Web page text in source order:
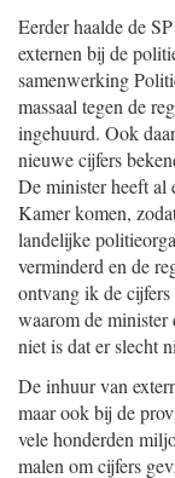
Eerder haalde de
externen bij de
samenwerking
massaal tegen de
ingehuurd. Ook
nieuwe cijfers
De minister heeft al
Kamer komen,
landelijke
verminderd en de
ontvang ik de
waarom de minister
niet is dat er slecht
De inhuur van
maar ook bij de
vele honderden
malen om cijfers